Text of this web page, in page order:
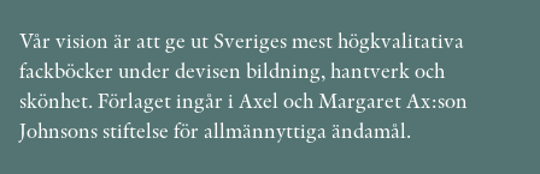
Vår vision är att ge ut Sveriges mest högkvalitativa
fackböcker under devisen bildning, hantverk och
skönhet. Förlaget ingår i Axel och Margaret Ax:son
Johnsons stiftelse för allmännyttiga ändamål.